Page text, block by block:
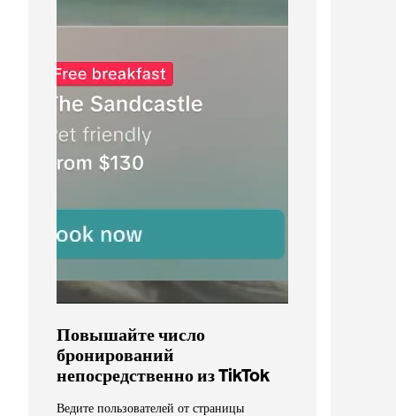
Повышайте число
бронирований
непосредственно из TikTok
Ведите пользователей от страницы